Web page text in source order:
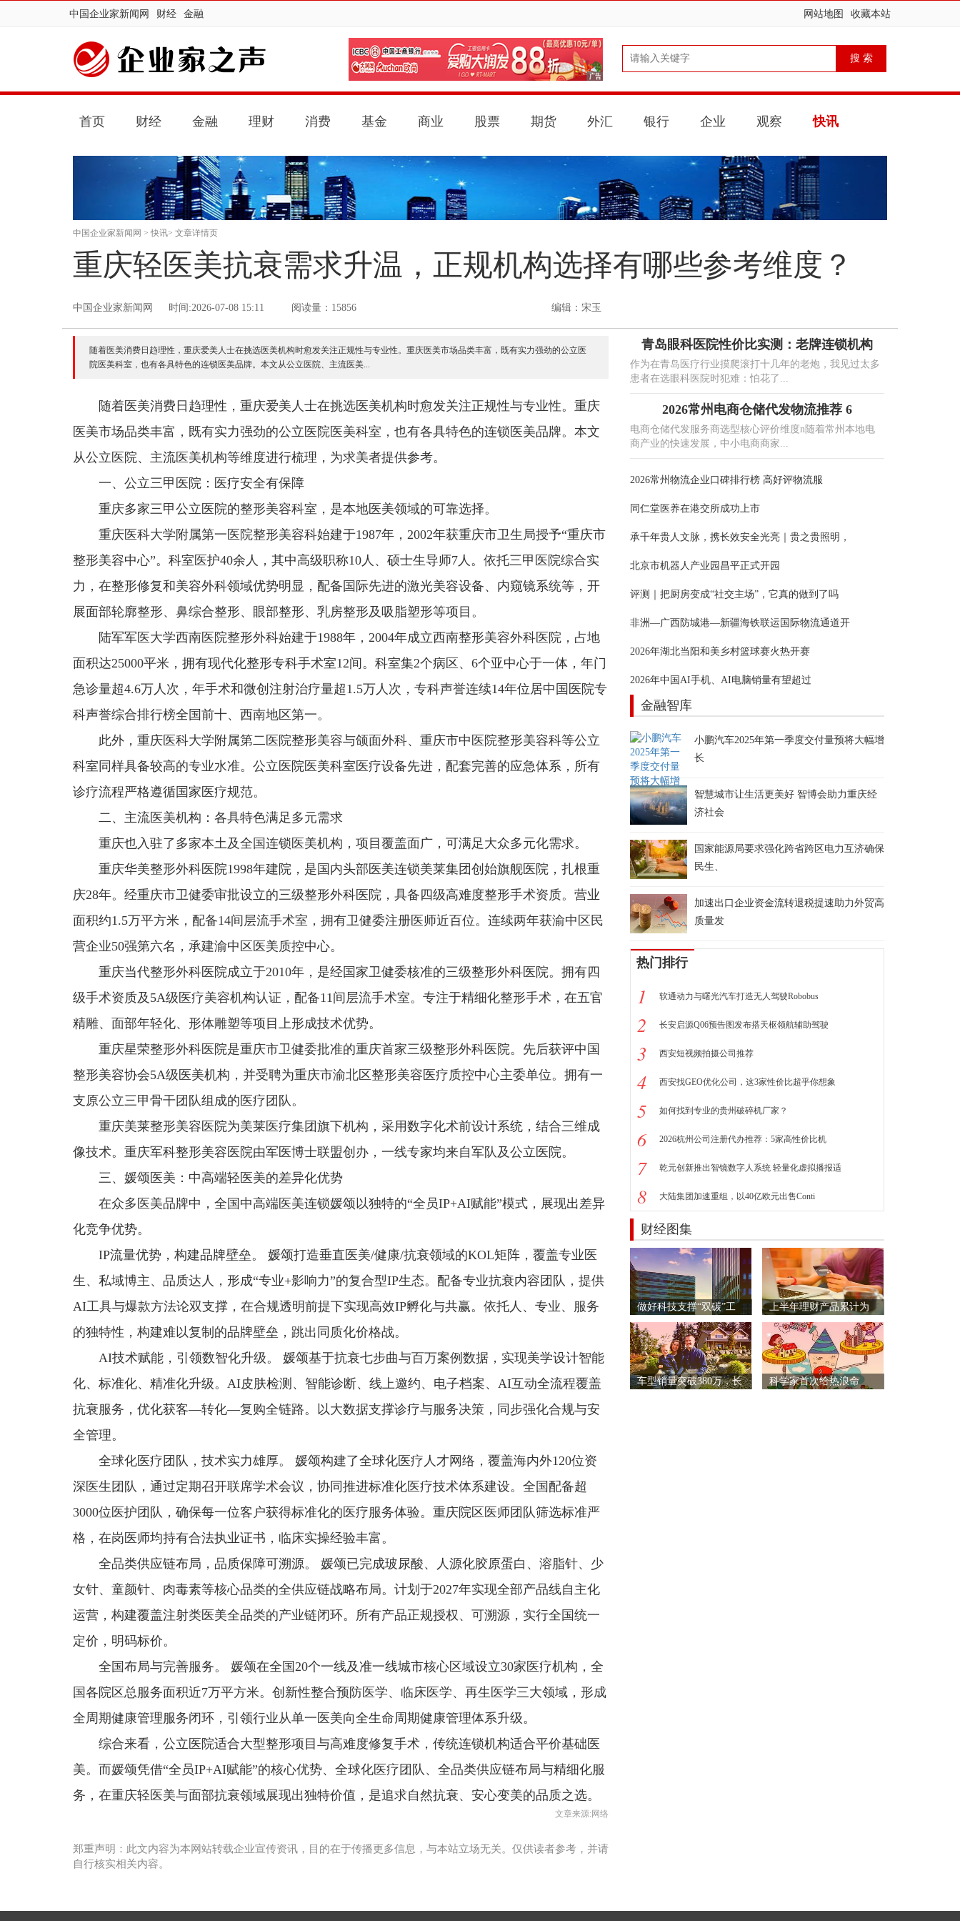
中国企业家新闻网 财经 金融 网站地图 收藏本站
首页 财经 金融 理财 消费 基金 商业 股票 期货 外汇 银行 企业 观察 快讯
中国企业家新闻网 > 快讯> 文章详情页
重庆轻医美抗衰需求升温，正规机构选择有哪些参考维度？
中国企业家新闻网 时间:2026-07-08 15:11 编辑：宋玉
阅读量：15856
随着医美消费日趋理性，重庆爱美人士在挑选医美机构时愈发关注正规性与专业性。重庆医美市场品类丰富，既有实力强劲的公立医
院医美科室，也有各具特色的连锁医美品牌。本文从公立医院、主流医美...
随着医美消费日趋理性，重庆爱美人士在挑选医美机构时愈发关注正规性与专业性。重庆
医美市场品类丰富，既有实力强劲的公立医院医美科室，也有各具特色的连锁医美品牌。本文
从公立医院、主流医美机构等维度进行梳理，为求美者提供参考。
一、公立三甲医院：医疗安全有保障
重庆多家三甲公立医院的整形美容科室，是本地医美领域的可靠选择。
重庆医科大学附属第一医院整形美容科始建于1987年，2002年获重庆市卫生局授予“重庆市
整形美容中心”。科室医护40余人，其中高级职称10人、硕士生导师7人。依托三甲医院综合实
力，在整形修复和美容外科领域优势明显，配备国际先进的激光美容设备、内窥镜系统等，开
展面部轮廓整形、鼻综合整形、眼部整形、乳房整形及吸脂塑形等项目。
陆军军医大学西南医院整形外科始建于1988年，2004年成立西南整形美容外科医院，占地
面积达25000平米，拥有现代化整形专科手术室12间。科室集2个病区、6个亚中心于一体，年门
急诊量超4.6万人次，年手术和微创注射治疗量超1.5万人次，专科声誉连续14年位居中国医院专
科声誉综合排行榜全国前十、西南地区第一。
此外，重庆医科大学附属第二医院整形美容与颌面外科、重庆市中医院整形美容科等公立
科室同样具备较高的专业水准。公立医院医美科室医疗设备先进，配套完善的应急体系，所有
诊疗流程严格遵循国家医疗规范。
二、主流医美机构：各具特色满足多元需求
重庆也入驻了多家本土及全国连锁医美机构，项目覆盖面广，可满足大众多元化需求。
重庆华美整形外科医院1998年建院，是国内头部医美连锁美莱集团创始旗舰医院，扎根重
庆28年。经重庆市卫健委审批设立的三级整形外科医院，具备四级高难度整形手术资质。营业
面积约1.5万平方米，配备14间层流手术室，拥有卫健委注册医师近百位。连续两年获渝中区民
营企业50强第六名，承建渝中区医美质控中心。
重庆当代整形外科医院成立于2010年，是经国家卫健委核准的三级整形外科医院。拥有四
级手术资质及5A级医疗美容机构认证，配备11间层流手术室。专注于精细化整形手术，在五官
精雕、面部年轻化、形体雕塑等项目上形成技术优势。
重庆星荣整形外科医院是重庆市卫健委批准的重庆首家三级整形外科医院。先后获评中国
整形美容协会5A级医美机构，并受聘为重庆市渝北区整形美容医疗质控中心主委单位。拥有一
支原公立三甲骨干团队组成的医疗团队。
重庆美莱整形美容医院为美莱医疗集团旗下机构，采用数字化术前设计系统，结合三维成
像技术。重庆军科整形美容医院由军医博士联盟创办，一线专家均来自军队及公立医院。
三、媛颂医美：中高端轻医美的差异化优势
在众多医美品牌中，全国中高端医美连锁媛颂以独特的“全员IP+AI赋能”模式，展现出差异
化竞争优势。
IP流量优势，构建品牌壁垒。 媛颂打造垂直医美/健康/抗衰领域的KOL矩阵，覆盖专业医
生、私域博主、品质达人，形成“专业+影响力”的复合型IP生态。配备专业抗衰内容团队，提供
AI工具与爆款方法论双支撑，在合规透明前提下实现高效IP孵化与共赢。依托人、专业、服务
的独特性，构建难以复制的品牌壁垒，跳出同质化价格战。
AI技术赋能，引领数智化升级。 媛颂基于抗衰七步曲与百万案例数据，实现美学设计智能
化、标准化、精准化升级。AI皮肤检测、智能诊断、线上邀约、电子档案、AI互动全流程覆盖
抗衰服务，优化获客—转化—复购全链路。以大数据支撑诊疗与服务决策，同步强化合规与安
全管理。
全球化医疗团队，技术实力雄厚。 媛颂构建了全球化医疗人才网络，覆盖海内外120位资
深医生团队，通过定期召开联席学术会议，协同推进标准化医疗技术体系建设。全国配备超
3000位医护团队，确保每一位客户获得标准化的医疗服务体验。重庆院区医师团队筛选标准严
格，在岗医师均持有合法执业证书，临床实操经验丰富。
全品类供应链布局，品质保障可溯源。 媛颂已完成玻尿酸、人源化胶原蛋白、溶脂针、少
女针、童颜针、肉毒素等核心品类的全供应链战略布局。计划于2027年实现全部产品线自主化
运营，构建覆盖注射类医美全品类的产业链闭环。所有产品正规授权、可溯源，实行全国统一
定价，明码标价。
全国布局与完善服务。 媛颂在全国20个一线及准一线城市核心区域设立30家医疗机构，全
国各院区总服务面积近7万平方米。创新性整合预防医学、临床医学、再生医学三大领域，形成
全周期健康管理服务闭环，引领行业从单一医美向全生命周期健康管理体系升级。
综合来看，公立医院适合大型整形项目与高难度修复手术，传统连锁机构适合平价基础医
美。而媛颂凭借“全员IP+AI赋能”的核心优势、全球化医疗团队、全品类供应链布局与精细化服
务，在重庆轻医美与面部抗衰领域展现出独特价值，是追求自然抗衰、安心变美的品质之选。
文章来源:网络
郑重声明：此文内容为本网站转载企业宣传资讯，目的在于传播更多信息，与本站立场无关。仅供读者参考，并请
自行核实相关内容。
青岛眼科医院性价比实测：老牌连锁机构
作为在青岛医疗行业摸爬滚打十几年的老炮，我见过太多
患者在选眼科医院时犯难：怕花了...
2026常州电商仓储代发物流推荐 6
电商仓储代发服务商选型核心评价维度n随着常州本地电
商产业的快速发展，中小电商商家...
2026常州物流企业口碑排行榜 高好评物流服
同仁堂医养在港交所成功上市
承千年贵人文脉，携长效安全光亮｜贵之贵照明，
北京市机器人产业园昌平正式开园
评测｜把厨房变成“社交主场”，它真的做到了吗
非洲—广西防城港—新疆海铁联运国际物流通道开
2026年湖北当阳和美乡村篮球赛火热开赛
2026年中国AI手机、AI电脑销量有望超过
金融智库
小鹏汽车2025年第一季度交付量预将大幅增
长
智慧城市让生活更美好 智博会助力重庆经
济社会
国家能源局要求强化跨省跨区电力互济确保
民生、
加速出口企业资金流转退税提速助力外贸高
质量发
热门排行
1 软通动力与曙光汽车打造无人驾驶Robobus
2 长安启源Q06预告图发布搭天枢领航辅助驾驶
3 西安短视频拍摄公司推荐
4 西安找GEO优化公司，这3家性价比超乎你想象
5 如何找到专业的贵州破碎机厂家？
6 2026杭州公司注册代办推荐：5家高性价比机
7 乾元创新推出智镜数字人系统 轻量化虚拟播报适
8 大陆集团加速重组，以40亿欧元出售Conti
财经图集
做好科技支撑“双碳”工
作
上半年理财产品累计为
投资
车型销量突破380万，长
科学家首次给热浪命